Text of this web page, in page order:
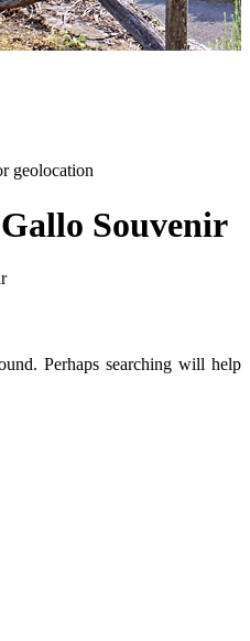
geolocation
Souvenir
Perhaps searching will help